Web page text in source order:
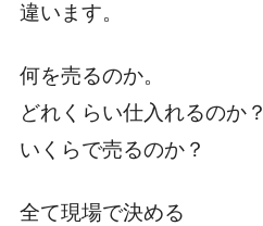
違います。
何を売るのか。
どれくらい仕入れるのか？
いくらで売るのか？
全て現場で決める